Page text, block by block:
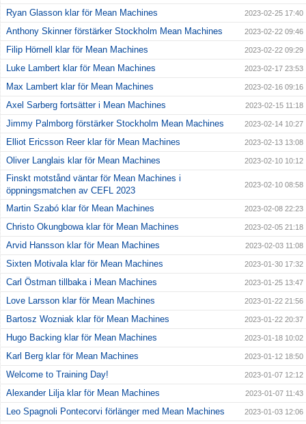
Ryan Glasson klar för Mean Machines 2023-02-25 17:40
Anthony Skinner förstärker Stockholm Mean Machines 2023-02-22 09:46
Filip Hörnell klar för Mean Machines 2023-02-22 09:29
Luke Lambert klar för Mean Machines 2023-02-17 23:53
Max Lambert klar för Mean Machines 2023-02-16 09:16
Axel Sarberg fortsätter i Mean Machines 2023-02-15 11:18
Jimmy Palmborg förstärker Stockholm Mean Machines 2023-02-14 10:27
Elliot Ericsson Reer klar för Mean Machines 2023-02-13 13:08
Oliver Langlais klar för Mean Machines 2023-02-10 10:12
Finskt motstånd väntar för Mean Machines i
öppningsmatchen av CEFL 2023
2023-02-10 08:58
Martin Szabó klar för Mean Machines 2023-02-08 22:23
Christo Okungbowa klar för Mean Machines 2023-02-05 21:18
Arvid Hansson klar för Mean Machines 2023-02-03 11:08
Sixten Motivala klar för Mean Machines 2023-01-30 17:32
Carl Östman tillbaka i Mean Machines 2023-01-25 13:47
Love Larsson klar för Mean Machines 2023-01-22 21:56
Bartosz Wozniak klar för Mean Machines 2023-01-22 20:37
Hugo Backing klar för Mean Machines 2023-01-18 10:02
Karl Berg klar för Mean Machines 2023-01-12 18:50
Welcome to Training Day! 2023-01-07 12:12
Alexander Lilja klar för Mean Machines 2023-01-07 11:43
Leo Spagnoli Pontecorvi förlänger med Mean Machines 2023-01-03 12:06